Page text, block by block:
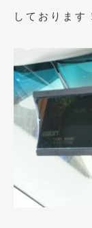
2019年1
2018年
2018年
2018年
2018年9
2018年
2018年7
2018年6
しております